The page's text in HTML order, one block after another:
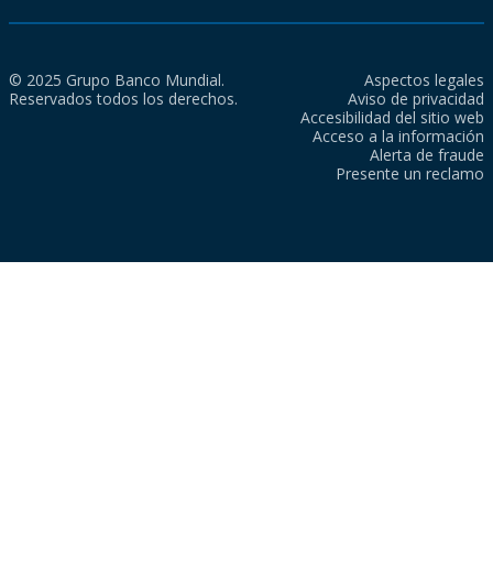
© 2025 Grupo Banco Mundial.
Reservados todos los derechos.
Aspectos legales
Aviso de privacidad
Accesibilidad del sitio web
Acceso a la información
Alerta de fraude
Presente un reclamo